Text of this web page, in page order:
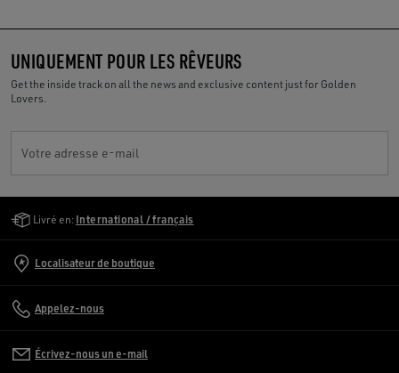
UNIQUEMENT POUR LES RÊVEURS
Get the inside track on all the news and exclusive content just for Golden
Lovers.
Votre adresse e-mail
Livré en: International / français
Localisateur de boutique
Appelez-nous
Écrivez-nous un e-mail